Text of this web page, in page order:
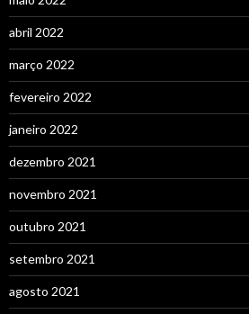
abril 2022
março 2022
fevereiro 2022
janeiro 2022
dezembro 2021
novembro 2021
outubro 2021
setembro 2021
agosto 2021